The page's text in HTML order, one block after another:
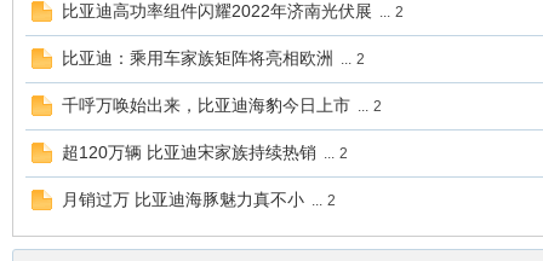
比亚迪高功率组件闪耀2022年济南光伏展 ... 2
比亚迪：乘用车家族矩阵将亮相欧洲 ... 2
千呼万唤始出来，比亚迪海豹今日上市 ... 2
超120万辆 比亚迪宋家族持续热销 ... 2
月销过万 比亚迪海豚魅力真不小 ... 2